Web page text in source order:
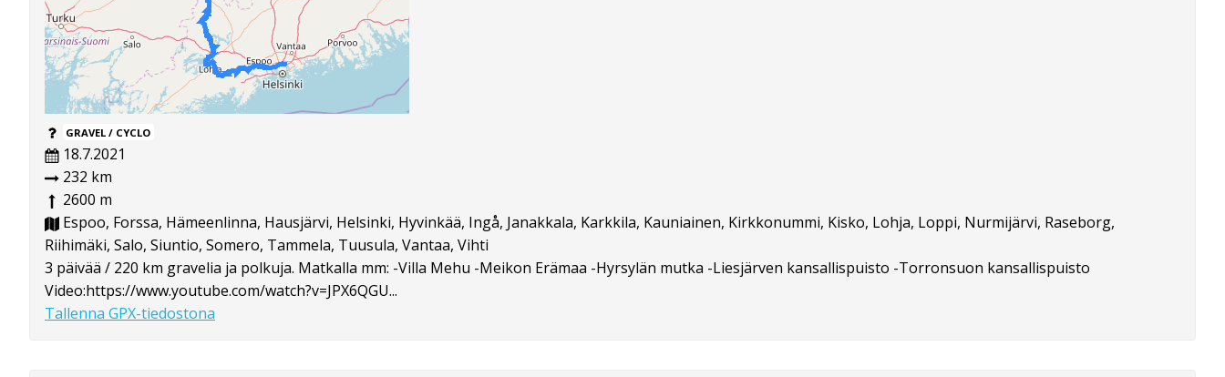
GRAVEL / CYCLO
18.7.2021
232 km
2600 m
Espoo, Forssa, Hämeenlinna, Hausjärvi, Helsinki, Hyvinkää, Ingå, Janakkala, Karkkila, Kauniainen, Kirkkonummi, Kisko, Lohja, Loppi, Nurmijärvi, Raseborg,
Riihimäki, Salo, Siuntio, Somero, Tammela, Tuusula, Vantaa, Vihti
3 päivää / 220 km gravelia ja polkuja. Matkalla mm: -Villa Mehu -Meikon Erämaa -Hyrsylän mutka -Liesjärven kansallispuisto -Torronsuon kansallispuisto
Video:https://www.youtube.com/watch?v=JPX6QGU...
Tallenna GPX-tiedostona